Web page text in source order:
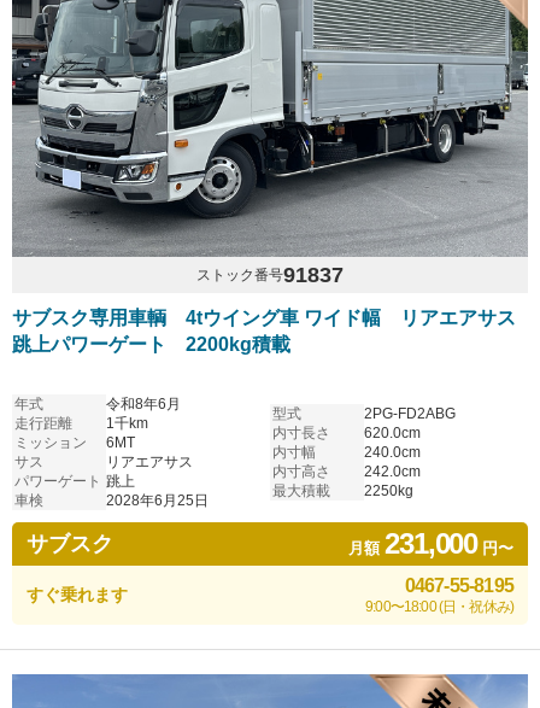
ストック番号91837
サブスク専用車輌 4tウイング車 ワイド幅 リアエアサス
跳上パワーゲート 2200kg積載
年式
令和8年6月
走行距離
1千km
ミッション
6MT
サス
リアエアサス
パワーゲート 跳上
車検
2028年6月25日
型式
2PG-FD2ABG
内寸長さ
620.0cm
内寸幅
240.0cm
内寸高さ
242.0cm
最大積載
2250kg
サブスク 月額231,000円〜
すぐ乗れます 0467-55-8195
9:00〜18:00 (日・祝休み)